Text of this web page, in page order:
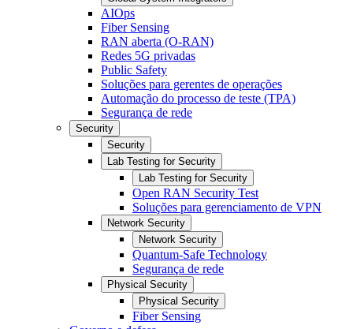
AIOps
Fiber Sensing
RAN aberta (O-RAN)
Redes 5G privadas
Public Safety
Soluções para gerentes de operações
Automação do processo de teste (TPA)
Segurança de rede
Security
Security
Lab Testing for Security
Lab Testing for Security
Open RAN Security Test
Soluções para gerenciamento de VPN
Network Security
Network Security
Quantum-Safe Technology
Segurança de rede
Physical Security
Physical Security
Fiber Sensing